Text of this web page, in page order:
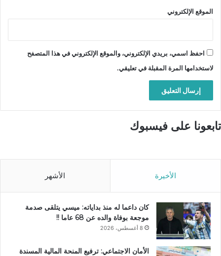
الموقع الإلكتروني
احفظ اسمي، بريدي الإلكتروني، والموقع الإلكتروني في هذا المتصفح
لاستخدامها المرة المقبلة في تعليقي.
تابعونا على فيسبوك
الأخيرة الأشهر
كان داعما له منذ بداياته: ميسي يتلقى صدمة
موجعة بوفاة والده عن 68 عاما !!
8 أغسطس، 2026
الأمان الاجتماعي: ترفيع المنحة المالية المسندة